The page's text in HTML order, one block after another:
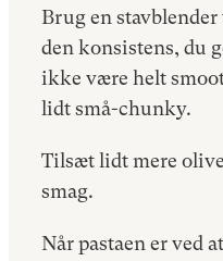
Brug en
den konsistens, du
ikke være helt
lidt små-chunky.
Tilsæt lidt mere
smag.
Når pastaen er ved